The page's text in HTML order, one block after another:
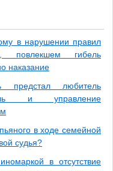
в нарушении правил
повлекшем гибель
наказание
любитель
и управление
в ходе семейной
судья?
в отсутствие